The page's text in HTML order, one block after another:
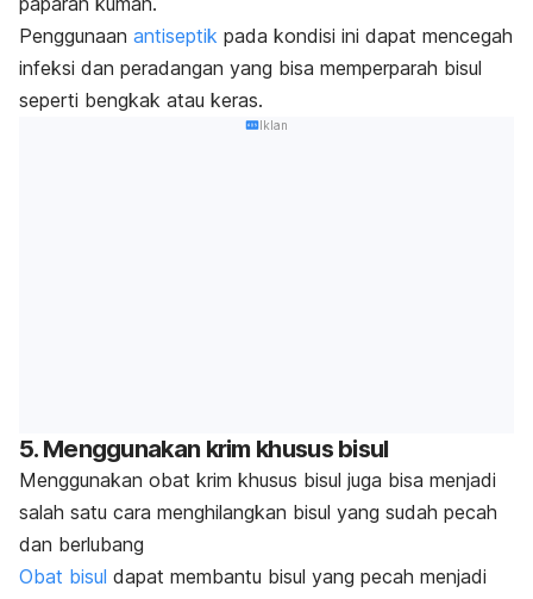
Penggunaan antiseptik pada kondisi ini dapat mencegah
infeksi dan peradangan yang bisa memperparah bisul
seperti bengkak atau keras.
Iklan
5. Menggunakan krim khusus bisul
Menggunakan obat krim khusus bisul juga bisa menjadi
salah satu cara menghilangkan bisul yang sudah pecah
dan berlubang
Obat bisul dapat membantu bisul yang pecah menjadi